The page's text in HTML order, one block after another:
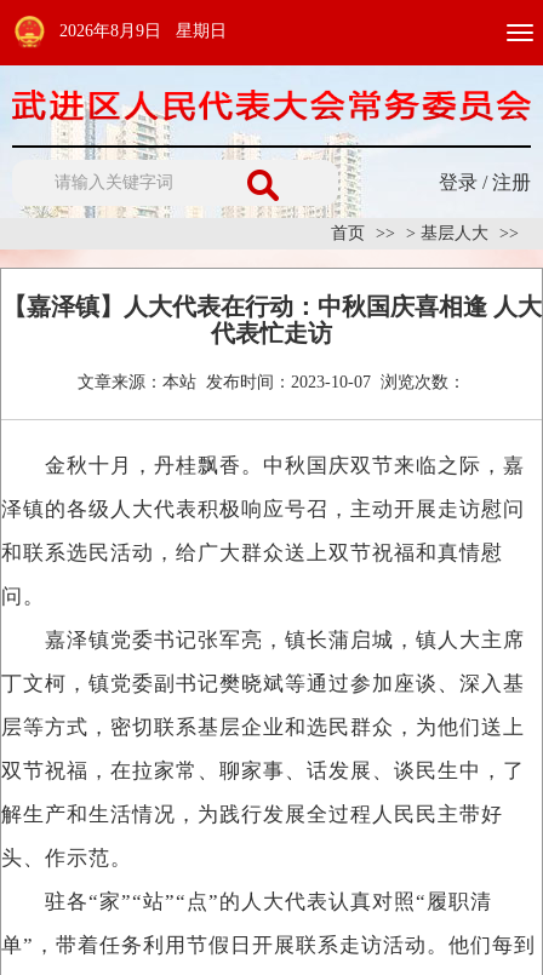
2026年8月9日 星期日
登录 /注册
首页 > 基层人大
【嘉泽镇】人大代表在行动：中秋国庆喜相逢 人大
代表忙走访
文章来源： 本站 发布时间： 2023-10-07 浏览次数：
金秋十月，丹桂飘香。中秋国庆双节来临之际，嘉
泽镇的各级人大代表积极响应号召，主动开展走访慰问
和联系选民活动，给广大群众送上双节祝福和真情慰
问。
嘉泽镇党委书记张军亮，镇长蒲启城，镇人大主席
丁文柯，镇党委副书记樊晓斌等通过参加座谈、深入基
层等方式，密切联系基层企业和选民群众，为他们送上
双节祝福，在拉家常、聊家事、话发展、谈民生中，了
解生产和生活情况，为践行发展全过程人民民主带好
头、作示范。
驻各“家”“站”“点”的人大代表认真对照“履职清
单”，带着任务利用节假日开展联系走访活动。他们每到